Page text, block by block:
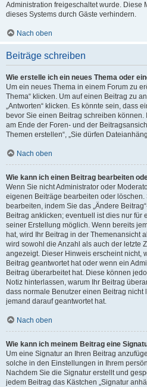
Administration freigeschaltet wurde. Diese
dieses Systems durch Gäste verhindern.
Nach oben
Beiträge schreiben
Wie erstelle ich ein neues Thema oder
Um ein neues Thema in einem Forum zu
Thema“ klicken. Um auf einen Beitrag zu
„Antworten“ klicken. Es könnte sein, dass
bevor Sie einen Beitrag schreiben
am Ende der Foren- und der
Themen erstellen“, „Sie dürfen
Nach oben
Wie kann ich einen Beitrag bearbeiten
Wenn Sie nicht Administrator oder
eigenen Beiträge bearbeiten oder
bearbeiten, indem Sie das „Ändere
Beitrag anklicken; eventuell ist dies nur für
seiner Erstellung möglich. Wenn bereits
hat, wird Ihr Beitrag in der Themenansicht
wird sowohl die Anzahl als auch der letzte
angezeigt. Dieser Hinweis erscheint nicht,
Beitrag geantwortet hat oder wenn ein
Beitrag überarbeitet hat. Diese können
Notiz hinterlassen, warum Ihr Beitrag
dass normale Benutzer einen Beitrag
jemand darauf geantwortet hat.
Nach oben
Wie kann ich meinem Beitrag eine
Um eine Signatur an Ihren Beitrag
solche in den Einstellungen in Ihrem
Nachdem Sie die Signatur erstellt und
jedem Beitrag das Kästchen „Signatur